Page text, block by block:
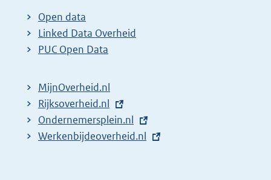
t
e
r
l
i
n
k
Open data
Linked Data Overheid
PUC Open Data
MijnOverheid.nl
E
x
t
Rijksoverheid.nl
E
x
Ondernemersplein.nl
E
Werkenbijdeoverheid.nl